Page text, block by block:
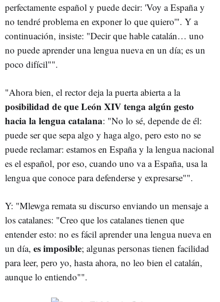
perfectamente español y puede decir: 'Voy a España y
no tendré problema en exponer lo que quiero'". Y a
continuación, insiste: "Decir que hable catalán… uno
no puede aprender una lengua nueva en un día; es un
poco difícil"".
"Ahora bien, el rector deja la puerta abierta a la
posibilidad de que León XIV tenga algún gesto
hacia la lengua catalana: "No lo sé, depende de él:
puede ser que sepa algo y haga algo, pero esto no se
puede reclamar: estamos en España y la lengua nacional
es el español, por eso, cuando uno va a España, usa la
lengua que conoce para defenderse y expresarse"".
Y: "Mlewga remata su discurso enviando un mensaje a
los catalanes: "Creo que los catalanes tienen que
entender esto: no es fácil aprender una lengua nueva en
un día, esimposible; algunas personas tienen facilidad
para leer, pero yo, hasta ahora, no leo bien el catalán,
aunque lo entiendo"".